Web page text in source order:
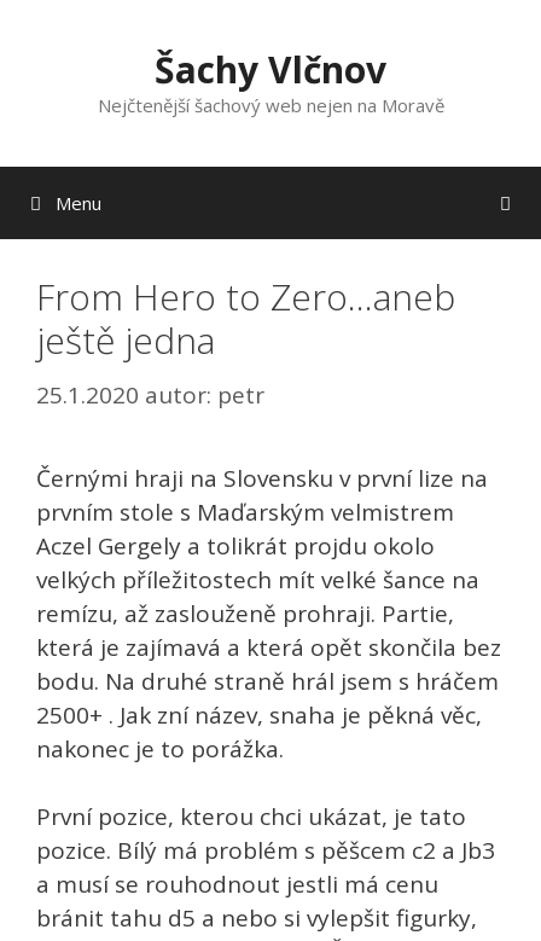
Šachy Vlčnov
Nejčtenější šachový web nejen na Moravě
Menu
From Hero to Zero…aneb
ještě jedna
25.1.2020 autor: petr
Černými hraji na Slovensku v první lize na
prvním stole s Maďarským velmistrem
Aczel Gergely a tolikrát projdu okolo
velkých příležitostech mít velké šance na
remízu, až zaslouženě prohraji. Partie,
která je zajímavá a která opět skončila bez
bodu. Na druhé straně hrál jsem s hráčem
2500+ . Jak zní název, snaha je pěkná věc,
nakonec je to porážka.
První pozice, kterou chci ukázat, je tato
pozice. Bílý má problém s pěšcem c2 a Jb3
a musí se rouhodnout jestli má cenu
bránit tahu d5 a nebo si vylepšit figurky,